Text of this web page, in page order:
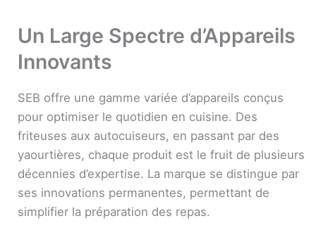
Un Large Spectre d’Appareils
Innovants
SEB offre une gamme variée d’appareils conçus
pour optimiser le quotidien en cuisine. Des
friteuses aux autocuiseurs, en passant par des
yaourtières, chaque produit est le fruit de plusieurs
décennies d’expertise. La marque se distingue par
ses innovations permanentes, permettant de
simplifier la préparation des repas.